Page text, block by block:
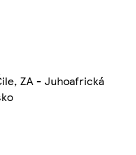
ZA - Juhoafrická